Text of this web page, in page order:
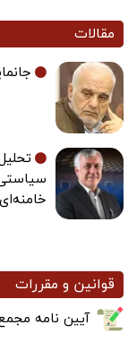
مقالات
سیاستی
قوانین و مقررات
آیین نامه